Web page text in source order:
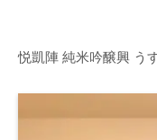
悦凱陣 純米吟醸興 う